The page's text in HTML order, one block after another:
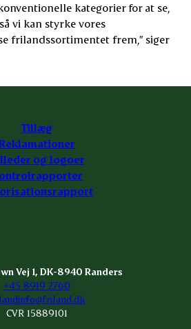
kategorier for at se,
vi kan styrke vores
frilandssortimentet frem,” siger
Tillæg
og logoer
Vej 1, DK-8940 Randers
+45 8919 2760
CVR 15889101